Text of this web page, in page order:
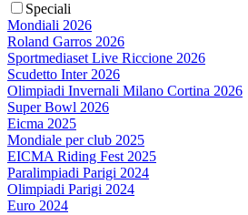
Speciali
Mondiali 2026
Roland Garros 2026
Sportmediaset Live Riccione 2026
Scudetto Inter 2026
Olimpiadi Invernali Milano Cortina 2026
Super Bowl 2026
Eicma 2025
Mondiale per club 2025
EICMA Riding Fest 2025
Paralimpiadi Parigi 2024
Olimpiadi Parigi 2024
Euro 2024